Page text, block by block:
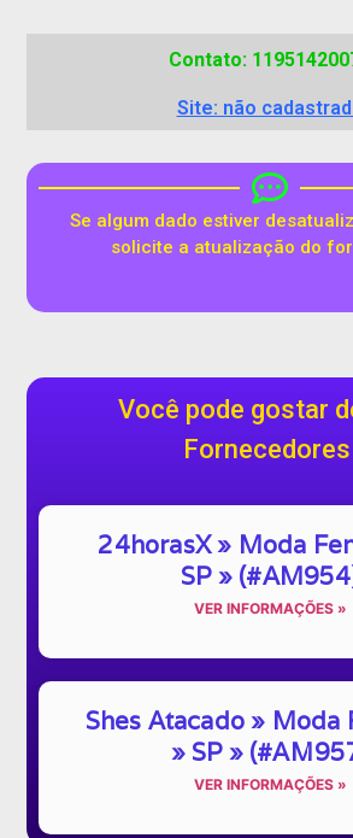
Contato:
Site: não
Se algum dado estiver
solicite a atualização do
Você pode gostar
Fornecedores
24horasX » Moda
SP »
VER INFORMAÇÕES »
Shes Atacado » Moda
» SP »
VER INFORMAÇÕES »